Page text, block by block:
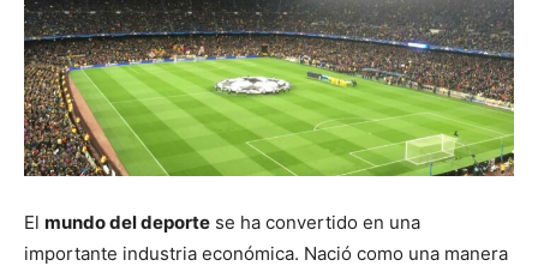
El mundo del deporte se ha convertido en una
importante industria económica. Nació como una manera